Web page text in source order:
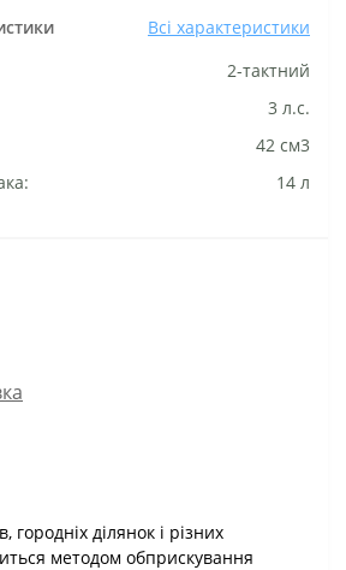
Всі характеристики
2-тактний
3 л.с.
42 см3
14 л
городніх ділянок і різних
методом обприскування